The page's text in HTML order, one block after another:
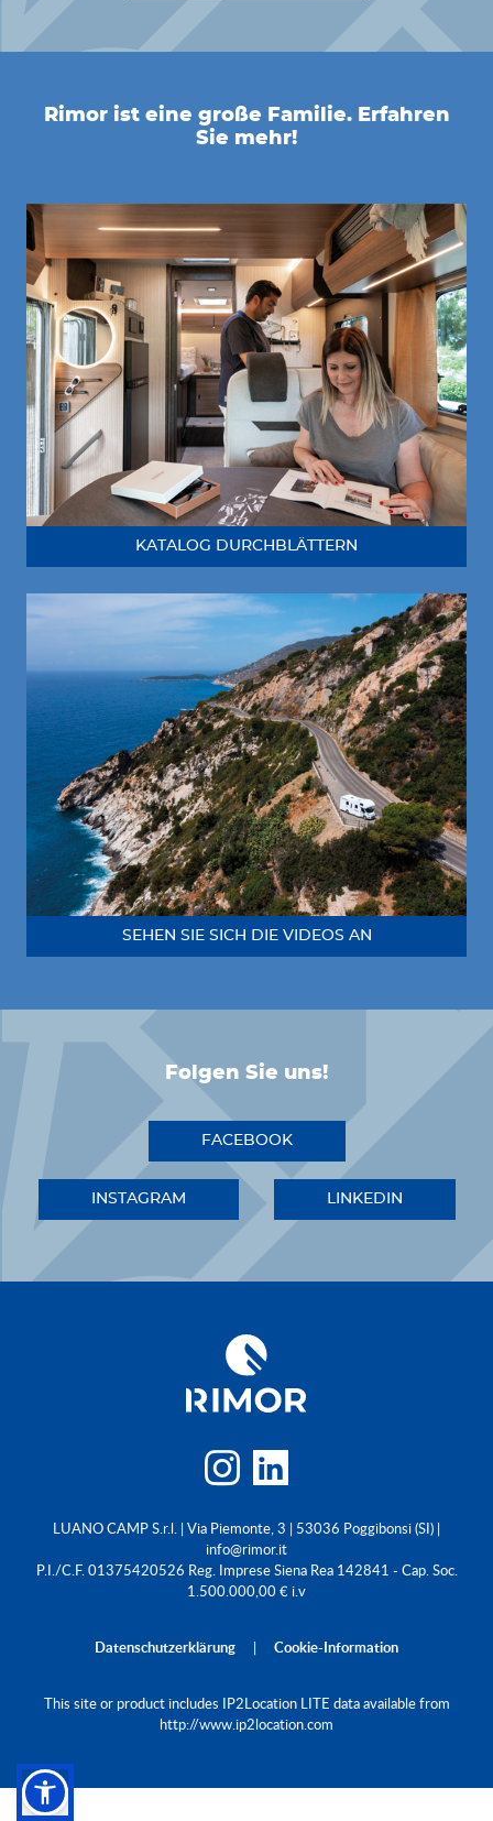
Rimor ist eine große Familie. Erfahren
Sie mehr!
KATALOG DURCHBLÄTTERN
SEHEN SIE SICH DIE VIDEOS AN
Folgen Sie uns!
FACEBOOK
INSTAGRAM LINKEDIN
LUANO CAMP S.r.l. | Via Piemonte, 3 | 53036 Poggibonsi (SI) |
info@rimor.it
P.I./C.F. 01375420526 Reg. Imprese Siena Rea 142841 - Cap. Soc.
1.500.000,00 € i.v
Datenschutzerklärung | Cookie-Information
This site or product includes IP2Location LITE data available from
http://www.ip2location.com